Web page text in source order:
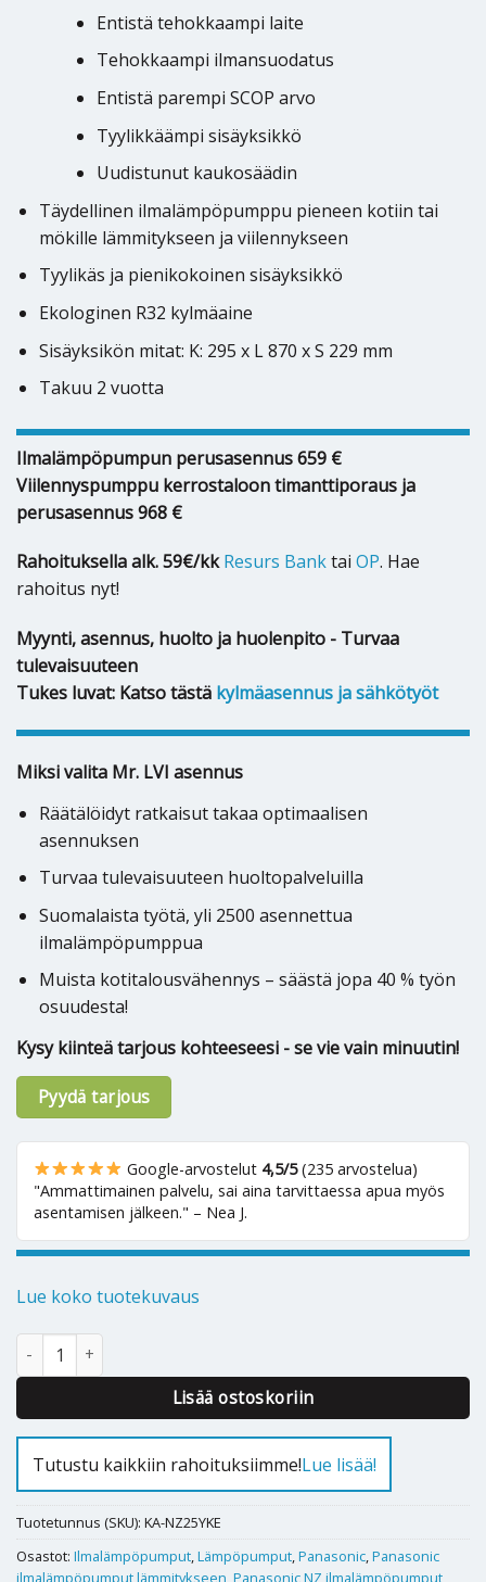
Entistä tehokkaampi laite
Tehokkaampi ilmansuodatus
Entistä parempi SCOP arvo
Tyylikkäämpi sisäyksikkö
Uudistunut kaukosäädin
Täydellinen ilmalämpöpumppu pieneen kotiin tai
mökille lämmitykseen ja viilennykseen
Tyylikäs ja pienikokoinen sisäyksikkö
Ekologinen R32 kylmäaine
Sisäyksikön mitat: K: 295 x L 870 x S 229 mm
Takuu 2 vuotta
Ilmalämpöpumpun perusasennus 659 €
Viilennyspumppu kerrostaloon timanttiporaus ja
perusasennus 968 €
Rahoituksella alk. 59€/kk Resurs Banktai OP. Hae
rahoitus nyt!
Myynti, asennus, huolto ja huolenpito - Turvaa
tulevaisuuteen
Tukes luvat: Katso tästä kylmäasennus ja sähkötyöt
Miksi valita Mr. LVI asennus
Räätälöidyt ratkaisut takaa optimaalisen
asennuksen
Turvaa tulevaisuuteen huoltopalveluilla
Suomalaista työtä, yli 2500 asennettua
ilmalämpöpumppua
Muista kotitalousvähennys – säästä jopa 40 % työn
osuudesta!
Kysy kiinteä tarjous kohteeseesi - se vie vain minuutin!
Google-arvostelut 4,5/5(235 arvostelua)
"Ammattimainen palvelu, sai aina tarvittaessa apua myös
asentamisen jälkeen." – Nea J.
Pyydä tarjous
Lue koko tuotekuvaus
Ilmalämpöpumppu Panasonic NZ25YKE määrä
Lisää ostoskoriin
Alternative:
Tutustu kaikkiin rahoituksiimme!Lue lisää!
Tuotetunnus (SKU): KA-NZ25YKE
Osastot: Ilmalämpöpumput,Lämpöpumput,Panasonic,Panasonic
ilmalämpöpumput lämmitykseen Panasonic NZ ilmalämpöpumput